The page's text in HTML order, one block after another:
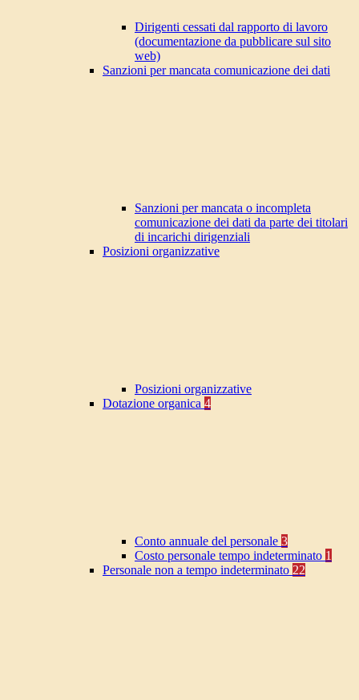
Dirigenti cessati dal rapporto di lavoro
(documentazione da pubblicare sul sito
web)
Sanzioni per mancata comunicazione dei dati
Sanzioni per mancata o incompleta
comunicazione dei dati da parte dei titolari
di incarichi dirigenziali
Posizioni organizzative
Posizioni organizzative
Dotazione organica 4
Conto annuale del personale 3
Costo personale tempo indeterminato 1
Personale non a tempo indeterminato 22